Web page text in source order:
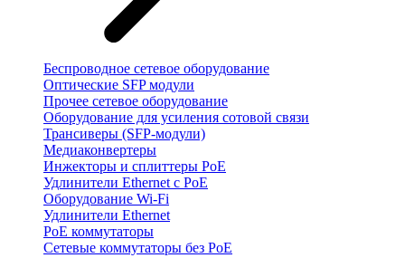
Беспроводное сетевое оборудование
Оптические SFP модули
Прочее сетевое оборудование
Оборудование для усиления сотовой связи
Трансиверы (SFP-модули)
Медиаконвертеры
Инжекторы и сплиттеры PoE
Удлинители Ethernet с PoE
Оборудование Wi-Fi
Удлинители Ethernet
PoE коммутаторы
Сетевые коммутаторы без PoE